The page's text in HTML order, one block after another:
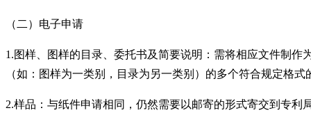
（二）电子申请
1.图样、图样的目录、委托书及简要说明：需将相应文件制
（如：图样为一类别，目录为另一类别）的多个符合规定格
2.样品：与纸件申请相同，仍然需要以邮寄的形式寄交到专利